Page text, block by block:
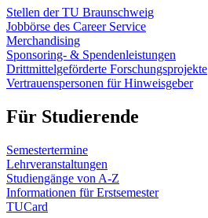
Stellen der TU Braunschweig
Jobbörse des Career Service
Merchandising
Sponsoring- & Spendenleistungen
Drittmittelgeförderte Forschungsprojekte
Vertrauenspersonen für Hinweisgeber
Für Studierende
Semestertermine
Lehrveranstaltungen
Studiengänge von A-Z
Informationen für Erstsemester
TUCard